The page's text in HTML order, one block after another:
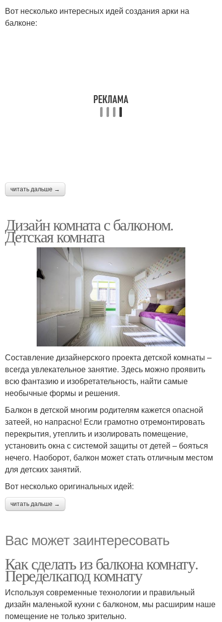
Вот несколько интересных идей создания арки на
балконе:
читать дальше →
Дизайн комната с балконом.
Детская комната
Составление дизайнерского проекта детской комнаты –
всегда увлекательное занятие. Здесь можно проявить
всю фантазию и изобретательность, найти самые
необычные формы и решения.
Балкон в детской многим родителям кажется опасной
затеей, но напрасно! Если грамотно отремонтировать
перекрытия, утеплить и изолировать помещение,
установить окна с системой защиты от детей – бояться
нечего. Наоборот, балкон может стать отличным местом
для детских занятий.
Вот несколько оригинальных идей:
читать дальше →
Вас может заинтересовать
Как сделать из балкона комнату.
Переделкапод комнату
Используя современные технологии и правильный
дизайн маленькой кухни с балконом, мы расширим наше
помещение не только зрительно.